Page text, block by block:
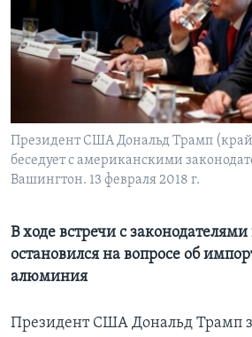
Learning English
СОЦИАЛЬНЫЕ СЕТИ
Языки
Президент США Дональд Трамп
беседует с американскими
Вашингтон. 13 февраля 2018 г.
В ходе встречи с
остановился на вопросе об
алюминия
Президент США Дональд Трамп